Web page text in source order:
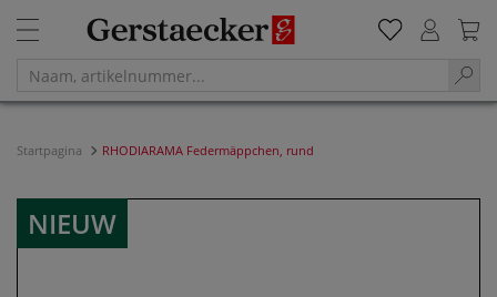
Startpagina RHODIARAMA Federmäppchen, rund
NIEUW